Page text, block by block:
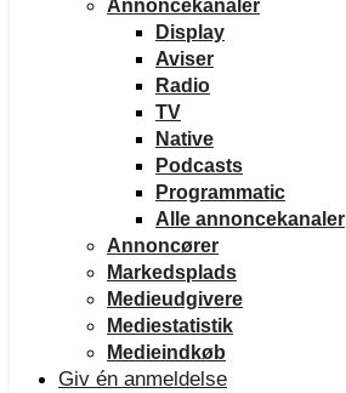
Annoncekanaler
Display
Aviser
Radio
TV
Native
Podcasts
Programmatic
Alle annoncekanaler
Annoncører
Markedsplads
Medieudgivere
Mediestatistik
Medieindkøb
Giv én anmeldelse